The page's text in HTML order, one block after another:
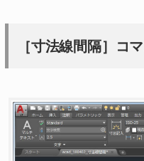
［寸法線間隔］コ